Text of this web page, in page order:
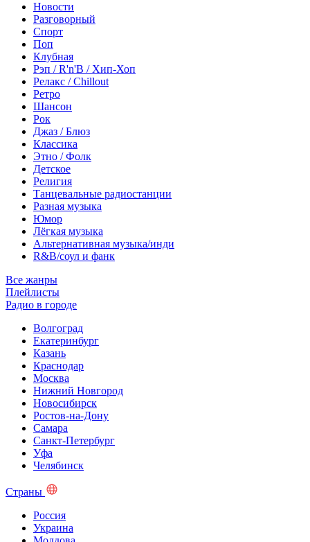
Новости
Разговорный
Спорт
Поп
Клубная
Рэп / R'n'B / Хип-Хоп
Релакс / Chillout
Ретро
Шансон
Рок
Джаз / Блюз
Классика
Этно / Фолк
Детское
Религия
Танцевальные радиостанции
Разная музыка
Юмор
Лёгкая музыка
Альтернативная музыка/инди
R&B/cоул и фанк
Все жанры
Плейлисты
Радио в городе
Волгоград
Екатеринбург
Казань
Краснодар
Москва
Нижний Новгород
Новосибирск
Ростов-на-Дону
Самара
Санкт-Петербург
Уфа
Челябинск
Страны
Россия
Украина